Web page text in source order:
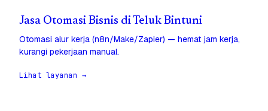
Jasa Otomasi Bisnis di Teluk Bintuni
Otomasi alur kerja (n8n/Make/Zapier) — hemat jam kerja,
kurangi pekerjaan manual.
Lihat layanan →